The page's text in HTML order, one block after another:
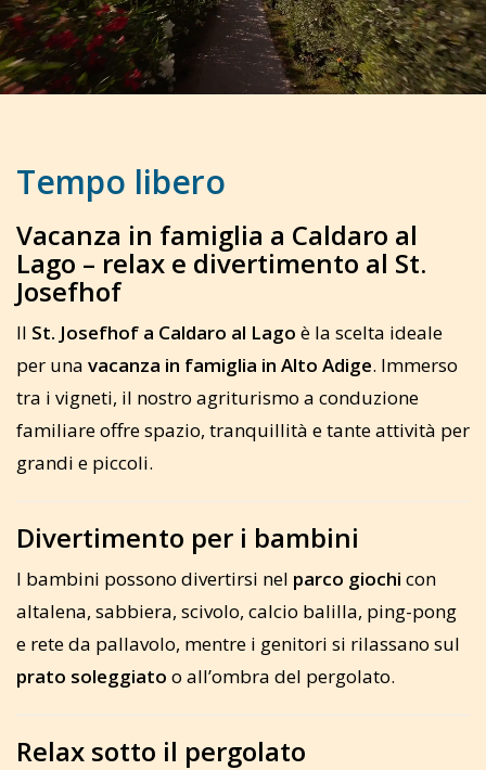
Tempo libero
Vacanza in famiglia a Caldaro al
Lago – relax e divertimento al St.
Josefhof
Il St. Josefhof a Caldaro al Lago è la scelta ideale
per una vacanza in famiglia in Alto Adige. Immerso
tra i vigneti, il nostro agriturismo a conduzione
familiare offre spazio, tranquillità e tante attività per
grandi e piccoli.
Divertimento per i bambini
I bambini possono divertirsi nel parco giochi con
altalena, sabbiera, scivolo, calcio balilla, ping-pong
e rete da pallavolo, mentre i genitori si rilassano sul
prato soleggiato o all’ombra del pergolato.
Relax sotto il pergolato